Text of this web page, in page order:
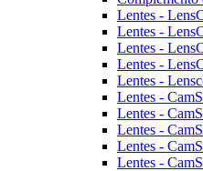
Lentes -
Lentes -
Lentes -
Lentes -
Lentes -
Lentes -
Lentes -
Lentes -
Lentes -
Lentes -